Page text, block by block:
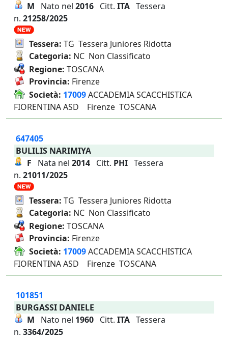
M Nato nel 2016 Citt. ITA Tessera
n. 21258/2025
Tessera: TG Tessera Juniores Ridotta
Categoria: NC Non Classificato
Regione: TOSCANA
Provincia: Firenze
Società: 17009ACCADEMIA SCACCHISTICA
FIORENTINA ASD Firenze TOSCANA
647405
BULILIS NARIMIYA
F Nata nel 2014 Citt. PHI Tessera
n. 21011/2025
Tessera: TG Tessera Juniores Ridotta
Categoria: NC Non Classificato
Regione: TOSCANA
Provincia: Firenze
Società: 17009ACCADEMIA SCACCHISTICA
FIORENTINA ASD Firenze TOSCANA
101851
BURGASSI DANIELE
M Nato nel 1960 Citt. ITA Tessera
n. 3364/2025